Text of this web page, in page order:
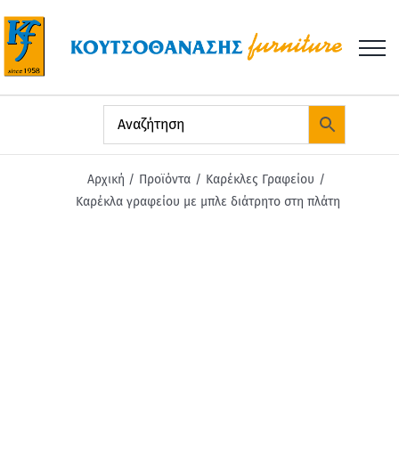
στο
περιεχόμενο
Αρχική Προϊόντα
Καρέκλες Γραφείου
Καρέκλα γραφείου με μπλε διάτρητο στη πλάτη